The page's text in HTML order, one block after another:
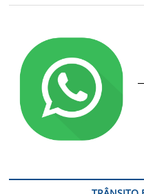
de
janeiro
de
2026